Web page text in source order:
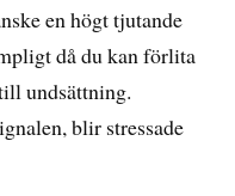
en högt tjutande
då du kan förlita
undsättning.
blir stressade